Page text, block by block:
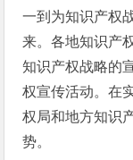
一到为知识产权
来。各地知识产
知识产权战略的
权宣传活动。在
权局和地方知识
势。